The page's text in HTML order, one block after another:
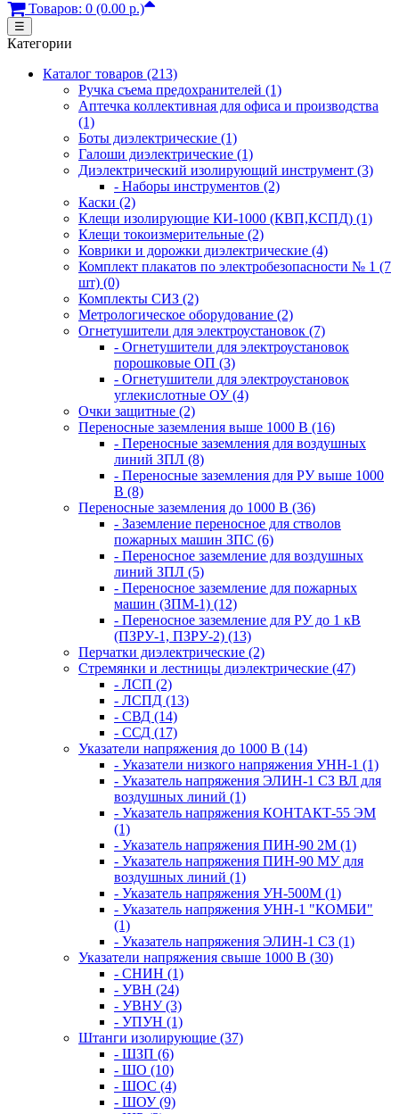
Товаров: 0 (0.00 р.)
☰
Категории
Каталог товаров (213)
Ручка съема предохранителей (1)
Аптечка коллективная для офиса и производства
(1)
Боты диэлектрические (1)
Галоши диэлектрические (1)
Диэлектрический изолирующий инструмент (3)
- Наборы инструментов (2)
Каски (2)
Клещи изолирующие КИ-1000 (КВП,КСПД) (1)
Клещи токоизмерительные (2)
Коврики и дорожки диэлектрические (4)
Комплект плакатов по электробезопасности № 1 (7
шт) (0)
Комплекты СИЗ (2)
Метрологическое оборудование (2)
Огнетушители для электроустановок (7)
- Огнетушители для электроустановок
порошковые ОП (3)
- Огнетушители для электроустановок
углекислотные ОУ (4)
Очки защитные (2)
Переносные заземления выше 1000 В (16)
- Переносные заземления для воздушных
линий ЗПЛ (8)
- Переносные заземления для РУ выше 1000
В (8)
Переносные заземления до 1000 В (36)
- Заземление переносное для стволов
пожарных машин ЗПС (6)
- Переносное заземление для воздушных
линий ЗПЛ (5)
- Переносное заземление для пожарных
машин (ЗПМ-1) (12)
- Переносное заземление для РУ до 1 кВ
(ПЗРУ-1, ПЗРУ-2) (13)
Перчатки диэлектрические (2)
Стремянки и лестницы диэлектрические (47)
- ЛСП (2)
- ЛСПД (13)
- СВД (14)
- ССД (17)
Указатели напряжения до 1000 В (14)
- Указатели низкого напряжения УНН-1 (1)
- Указатель напряжения ЭЛИН-1 СЗ ВЛ для
воздушных линий (1)
- Указатель напряжения КОНТАКТ-55 ЭМ
(1)
- Указатель напряжения ПИН-90 2М (1)
- Указатель напряжения ПИН-90 МУ для
воздушных линий (1)
- Указатель напряжения УН-500М (1)
- Указатель напряжения УНН-1 "КОМБИ"
(1)
- Указатель напряжения ЭЛИН-1 СЗ (1)
Указатели напряжения свыше 1000 В (30)
- СНИН (1)
- УВН (24)
- УВНУ (3)
- УПУН (1)
Штанги изолирующие (37)
- ШЗП (6)
- ШО (10)
- ШОС (4)
- ШОУ (9)